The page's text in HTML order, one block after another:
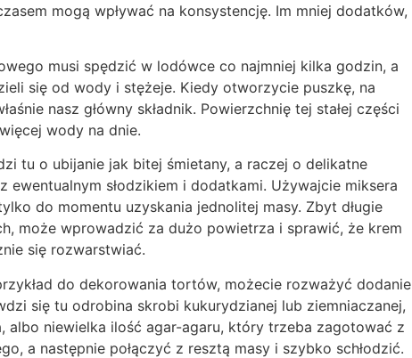
mogą wpływać na konsystencję. Im mniej dodatków,
musi spędzić w lodówce co najmniej kilka godzin, a
się od wody i stężeje. Kiedy otworzycie puszkę, na
nasz główny składnik. Powierzchnię tej stałej części
wody na dnie.
tu o ubijanie jak bitej śmietany, a raczej o delikatne
ewentualnym słodzikiem i dodatkami. Używajcie miksera
do momentu uzyskania jednolitej masy. Zbyt długie
może wprowadzić za dużo powietrza i sprawić, że krem
się rozwarstwiać.
do dekorowania tortów, możecie rozważyć dodanie
się tu odrobina skrobi kukurydzianej lub ziemniaczanej,
albo niewielka ilość agar-agaru, który trzeba zagotować z
a następnie połączyć z resztą masy i szybko schłodzić.